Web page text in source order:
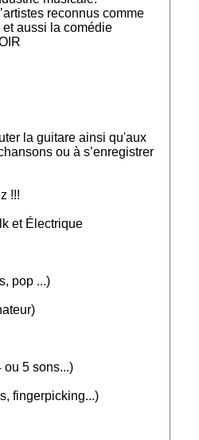
reconnus comme
aussi la comédie
la guitare ainsi qu'aux
ou à s’enregistrer
!!!
et Électrique
pop ...)
ou 5 sons...)
fingerpicking...)